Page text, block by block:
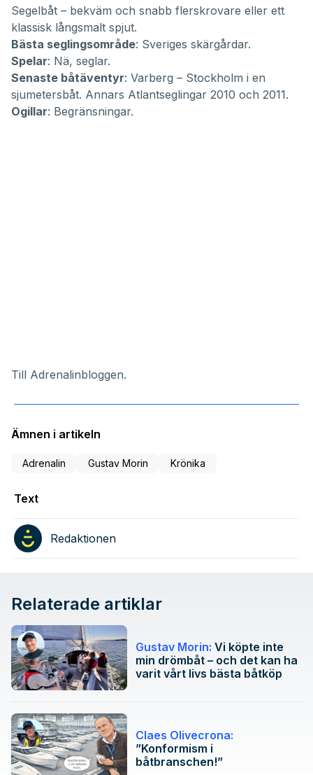
Segelbåt – bekväm och snabb flerskrovare eller ett
klassisk långsmalt spjut.
Bästa seglingsområde: Sveriges skärgårdar.
Spelar: Nä, seglar.
Senaste båtäventyr: Varberg – Stockholm i en
sjumetersbåt. Annars Atlantseglingar 2010 och 2011.
Ogillar: Begränsningar.
Till Adrenalinbloggen.
Ämnen i artikeln
Adrenalin Gustav Morin Krönika
Text
Redaktionen
Relaterade artiklar
Gustav Morin: Vi köpte inte
min drömbåt – och det kan ha
varit vårt livs bästa båtköp
Claes Olivecrona:
”Konformism i
båtbranschen!”